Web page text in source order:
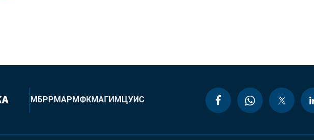
МБРРМАРМФКМАГИМЦУИС